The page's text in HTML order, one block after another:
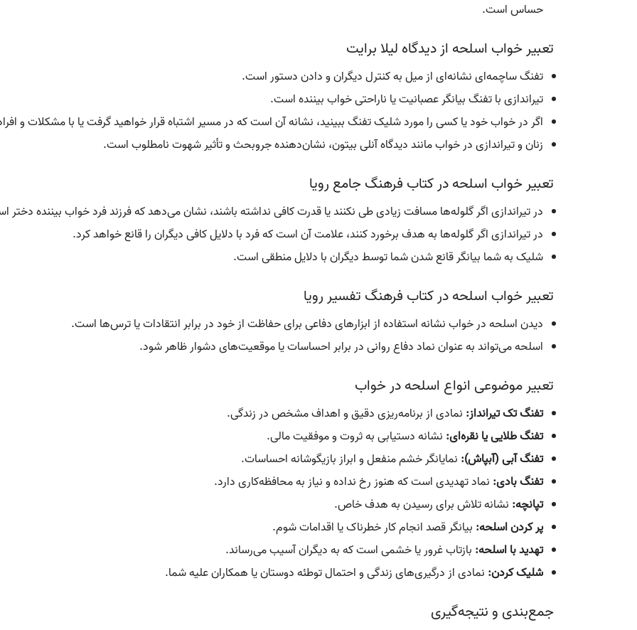
حساس است.
تعبیر خواب اسلحه از دیدگاه لیلا برایت
تفنگ ساچمه‌ای نشانه‌ای از میل به کنترل دیگران و دادن دستور است.
تیراندازی با تفنگ بیانگر عصبانیت یا ناراحتی خواب بیننده است.
اگر در خواب خود یا کسی را مورد شلیک تفنگ ببینید، نشانه آن است که در مسیر اشتباه قرار خواهید گرفت یا با مشکلات و
زنان و تیراندازی در خواب مانند دیدگاه آنلی بیتون، نشان‌دهنده جروبحث و تأثیر شهوت نامطلوب است.
تعبیر خواب اسلحه در کتاب فرهنگ جامع رویا
در تیراندازی اگر گلوله‌ها مسافت زیادی طی نکنند یا قدرت کافی نداشته باشند، نشان می‌دهد که فرزند فرد خواب بیننده دختر
در تیراندازی اگر گلوله‌ها به هدف برخورد کنند، علامت آن است که فرد با دلایل کافی دیگران را قانع خواهد کرد.
شلیک به شما بیانگر قانع شدن شما توسط دیگران با دلایل منطقی است.
تعبیر خواب اسلحه در کتاب فرهنگ تفسیر رویا
دیدن اسلحه در خواب نشانه استفاده از ابزارهای دفاعی برای حفاظت از خود در برابر انتقادات یا ترس‌ها است.
اسلحه می‌تواند به عنوان نماد دفاع روانی در برابر احساسات یا موقعیت‌های دشوار ظاهر شود.
تعبیر موضوعی انواع اسلحه در خواب
تفنگ تک تیرانداز: نمادی از برنامه‌ریزی دقیق و اهداف مشخص در زندگی.
تفنگ طلایی یا نقره‌ای: نشانه دستیابی به ثروت و موفقیت مالی.
تفنگ آبی (آبپاش): نمایانگر خشم منفعل و ابراز بازیگوشانه احساسات.
تفنگ بادی: نماد تهدیدی است که هنوز رخ نداده و نیاز به محافظه‌کاری دارد.
تپانچه: نشانه تلاش برای رسیدن به هدف خاص.
پر کردن اسلحه: بیانگر قصد انجام کار خطرناک یا اقدامات شوم.
تهدید با اسلحه: بازتاب غرور یا خشمی است که به دیگران آسیب می‌رساند.
شلیک کردن: نمادی از درگیری‌های زندگی و احتمال توطئه دوستان یا همکاران علیه شما.
جمع‌بندی و نتیجه‌گیری